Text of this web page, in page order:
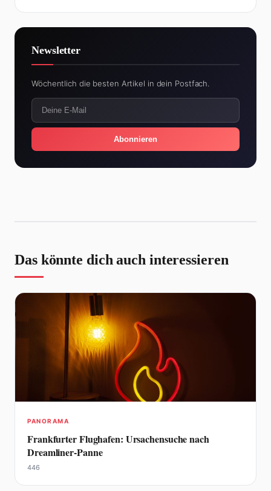
Newsletter
Wöchentlich die besten Artikel in dein Postfach.
Abonnieren
Das könnte dich auch interessieren
PANORAMA
Frankfurter Flughafen: Ursachensuche nach
Dreamliner-Panne
446